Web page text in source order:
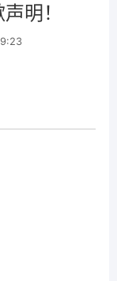
明！